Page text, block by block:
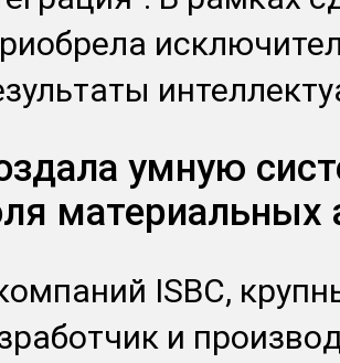
умную
материальных
ISBC,
и